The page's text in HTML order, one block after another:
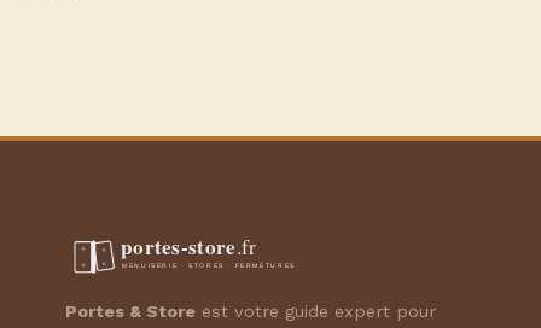
Portes & Store est votre guide expert pour